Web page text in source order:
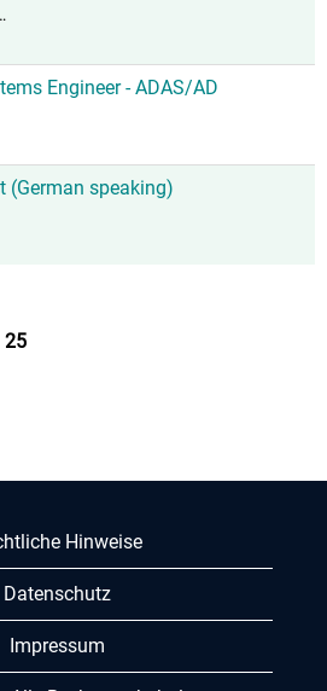
Engineer - ADAS/AD
(German speaking)
25
Hinweise
Datenschutz
Impressum